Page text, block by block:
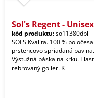
Sol's Regent -
kód produktu:so11380dbl-l
SOLS Kvalita. 100 %
prstencovo spriadaná
Výstužná páska na krku.
rebrovaný golier. K